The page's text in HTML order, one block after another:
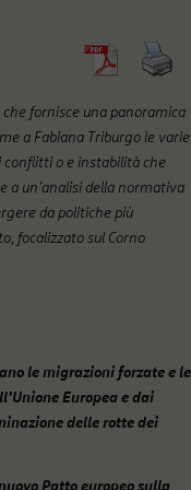
fornisce una panoramica
a Fabiana Triburgo le varie
conflitti o e instabilità che
a un’analisi della normativa
da politiche più
focalizzato sul Corno
le migrazioni forzate e le
Europea e dai
delle rotte dei
Patto europeo sulla